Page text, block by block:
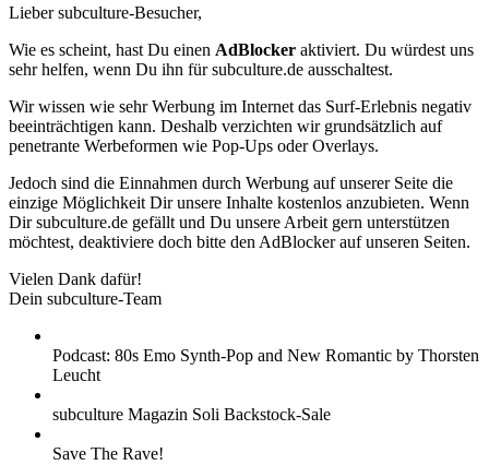
Lieber subculture-Besucher,
Wie es scheint, hast Du einen AdBlocker aktiviert. Du würdest uns
sehr helfen, wenn Du ihn für subculture.de ausschaltest.
Wir wissen wie sehr Werbung im Internet das Surf-Erlebnis negativ
beeinträchtigen kann. Deshalb verzichten wir grundsätzlich auf
penetrante Werbeformen wie Pop-Ups oder Overlays.
Jedoch sind die Einnahmen durch Werbung auf unserer Seite die
einzige Möglichkeit Dir unsere Inhalte kostenlos anzubieten. Wenn
Dir subculture.de gefällt und Du unsere Arbeit gern unterstützen
möchtest, deaktiviere doch bitte den AdBlocker auf unseren Seiten.
Vielen Dank dafür!
Dein subculture-Team
Podcast: 80s Emo Synth-Pop and New Romantic by Thorsten
Leucht
subculture Magazin Soli Backstock-Sale
Save The Rave!